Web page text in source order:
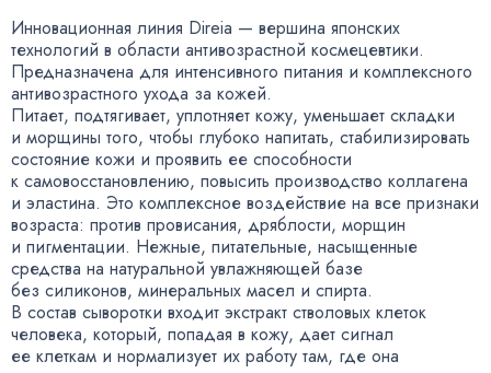
Инновационная линия Direia — вершина японских
технологий в области антивозрастной космецевтики.
Предназначена для интенсивного питания и комплексного
антивозрастного ухода за кожей.
Питает, подтягивает, уплотняет кожу, уменьшает складки
и морщины того, чтобы глубоко напитать, стабилизировать
состояние кожи и проявить ее способности
к самовосстановлению, повысить производство коллагена
и эластина. Это комплексное воздействие на все признаки
возраста: против провисания, дряблости, морщин
и пигментации. Нежные, питательные, насыщенные
средства на натуральной увлажняющей базе
без силиконов, минеральных масел и спирта.
В состав сыворотки входит экстракт стволовых клеток
человека, который, попадая в кожу, дает сигнал
ее клеткам и нормализует их работу там, где она